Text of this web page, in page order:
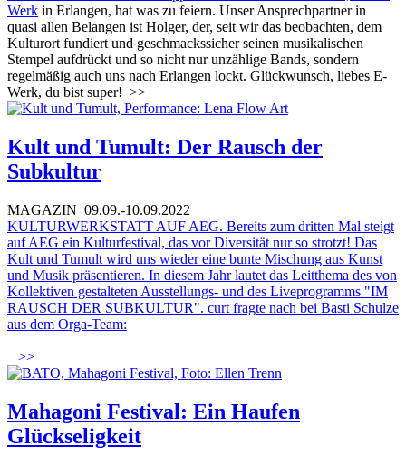
Werk in Erlangen, hat was zu feiern. Unser Ansprechpartner in
quasi allen Belangen ist Holger, der, seit wir das beobachten, dem
Kulturort fundiert und geschmackssicher seinen musikalischen
Stempel aufdrückt und so nicht nur unzählige Bands, sondern
regelmäßig auch uns nach Erlangen lockt. Glückwunsch, liebes E-
Werk, du bist super! >>
Kult und Tumult: Der Rausch der
Subkultur
MAGAZIN 09.09.-10.09.2022
KULTURWERKSTATT AUF AEG. Bereits zum dritten Mal steigt
auf AEG ein Kulturfestival, das vor Diversität nur so strotzt! Das
Kult und Tumult wird uns wieder eine bunte Mischung aus Kunst
und Musik präsentieren. In diesem Jahr lautet das Leitthema des von
Kollektiven gestalteten Ausstellungs- und des Liveprogramms "IM
RAUSCH DER SUBKULTUR". curt fragte nach bei Basti Schulze
aus dem Orga-Team:
>>
Mahagoni Festival: Ein Haufen
Glückseligkeit